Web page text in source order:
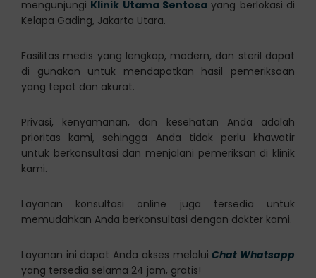
mengunjungi Klinik Utama Sentosa yang berlokasi di
Kelapa Gading, Jakarta Utara.
Fasilitas medis yang lengkap, modern, dan steril dapat
di gunakan untuk mendapatkan hasil pemeriksaan
yang tepat dan akurat.
Privasi, kenyamanan, dan kesehatan Anda adalah
prioritas kami, sehingga Anda tidak perlu khawatir
untuk berkonsultasi dan menjalani pemeriksan di klinik
kami.
Layanan konsultasi online juga tersedia untuk
memudahkan Anda berkonsultasi dengan dokter kami.
Layanan ini dapat Anda akses melaluiChat Whatsapp
yang tersedia selama 24 jam, gratis!